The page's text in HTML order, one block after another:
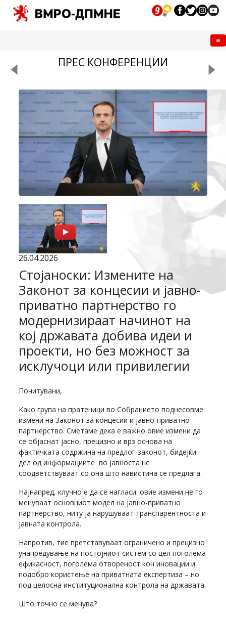
ПРЕС КОНФЕРЕНЦИИ
26.04.2026
Стојаноски: Измените на
Законот за концесии и јавно-
приватно партнерство го
модернизираат начинот на
кој државата добива идеи и
проекти, но без можност за
исклучоци или привилегии
Почитувани,
Како група на пратеници во Собранието поднесовме
измени на Законот за концесии и јавно-приватно
партнерство. Сметаме дека е важно овие измени да
се објаснат јасно, прецизно и врз основа на
фактичката содржина на предлог-законот, бидејќи
дел од информациите во јавноста не
соодветствуваат со она што навистина се предлага.
Најнапред, клучно е да се нагласи: овие измени не го
менуваат основниот модел на јавно-приватно
партнерство, ниту ја нарушуваат транспарентноста и
јавната контрола.
Напротив, тие претставуваат ограничено и прецизно
унапредување на постојниот систем со цел поголема
ефикасност, поголема отвореност кон иновации и
подобро користење на приватната експертиза – но
под целосна институционална контрола на државата.
Што точно се менува?